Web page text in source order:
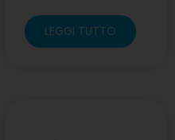
LEGGI TUTTO